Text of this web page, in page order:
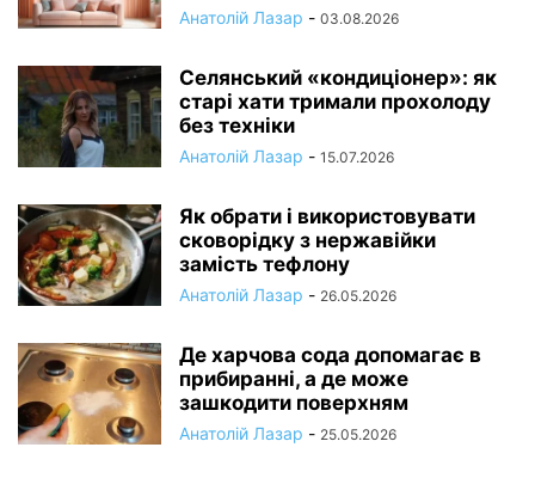
Анатолій Лазар - 03.08.2026
Селянський «кондиціонер»: як
старі хати тримали прохолоду
без техніки
Анатолій Лазар - 15.07.2026
Як обрати і використовувати
сковорідку з нержавійки
замість тефлону
Анатолій Лазар - 26.05.2026
Де харчова сода допомагає в
прибиранні, а де може
зашкодити поверхням
Анатолій Лазар - 25.05.2026